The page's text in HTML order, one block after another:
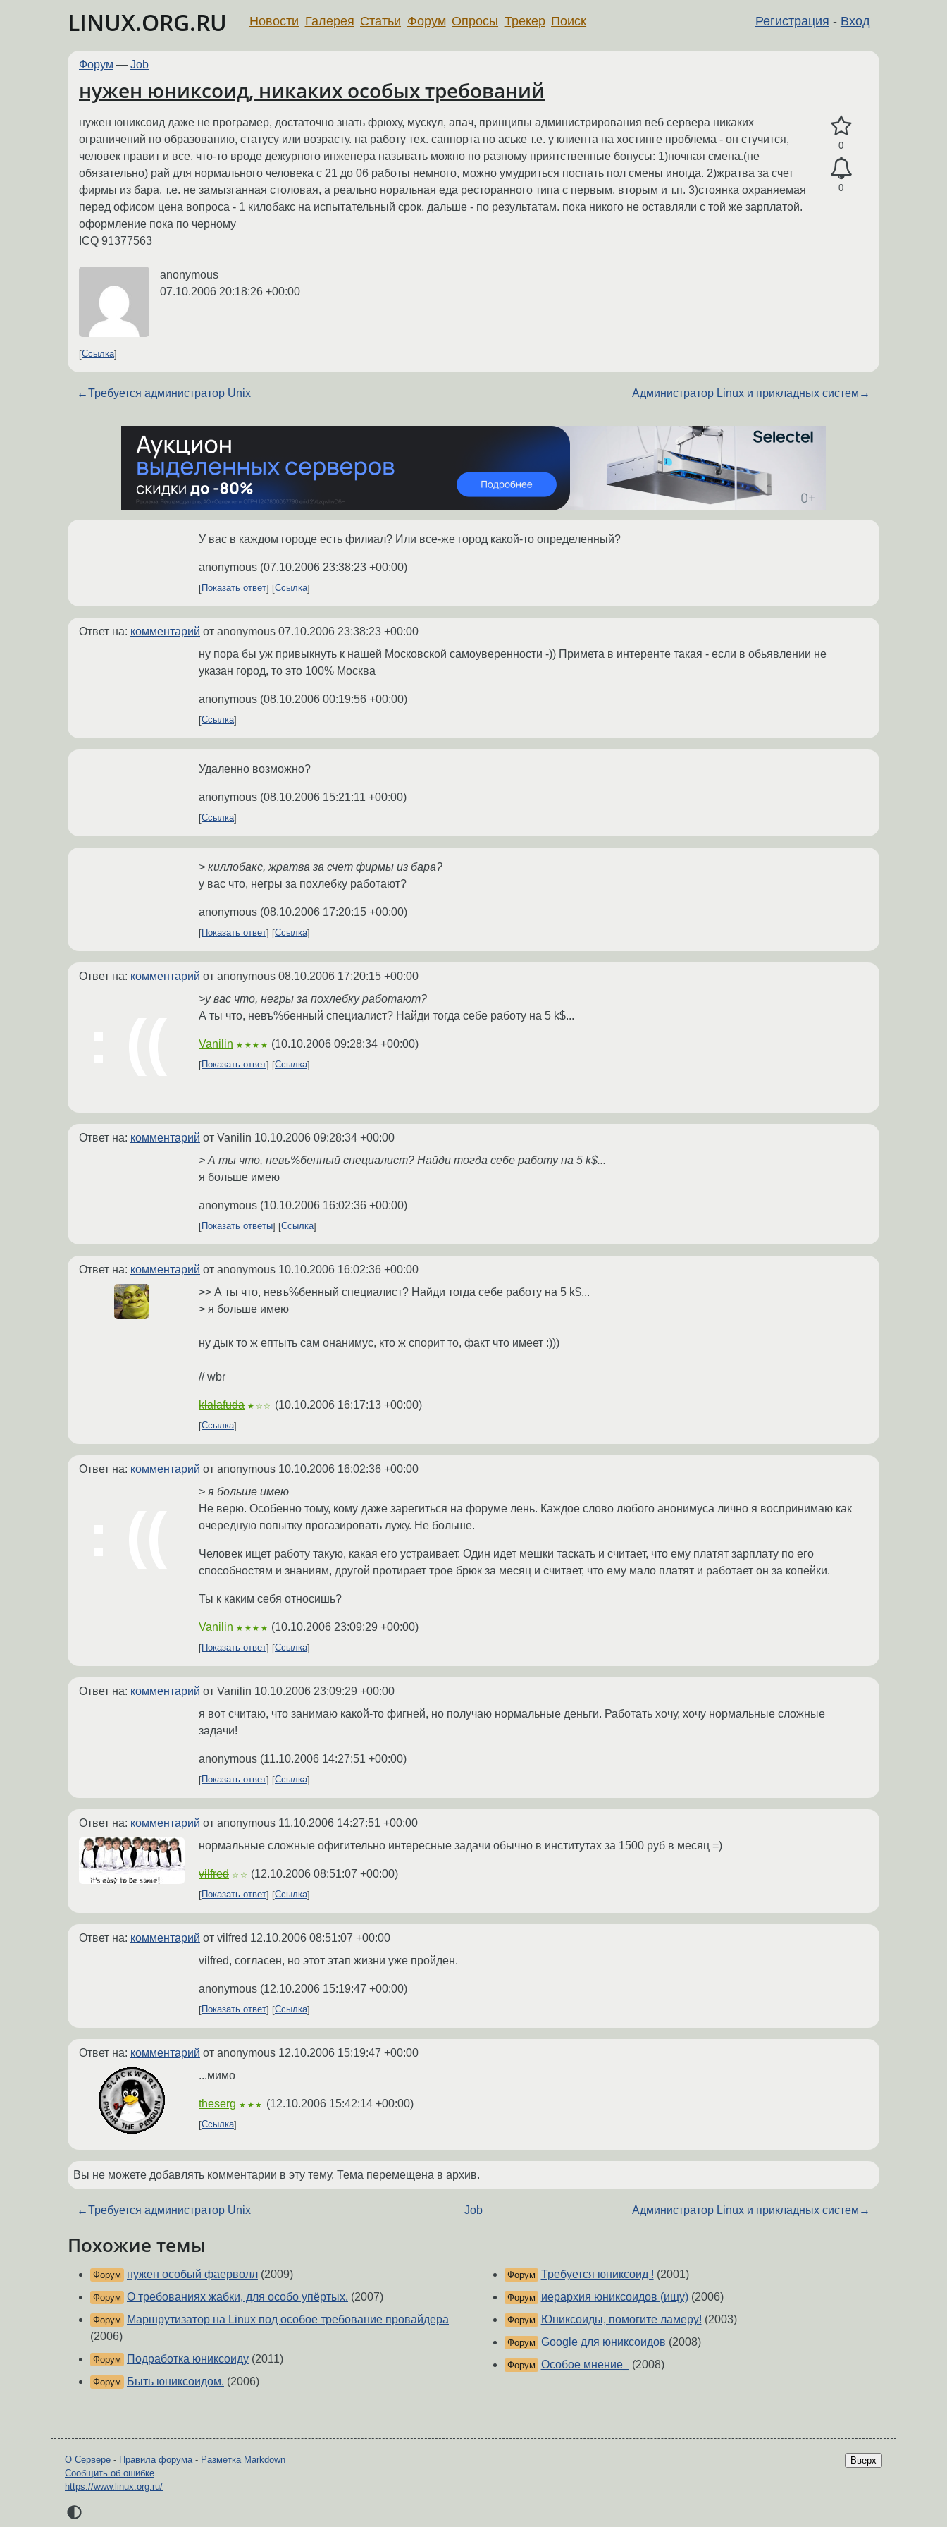
LINUX.ORG.RU Регистрация - Вход
Новости Галерея Статьи Форум Опросы Трекер Поиск
Форум — Job
нужен юниксоид, никаких особых требований
0
0
нужен юниксоид даже не програмер, достаточно знать фрюху, мускул, апач, принципы администрирования веб сервера никаких
ограничений по образованию, статусу или возрасту. на работу тех. саппорта по аське т.е. у клиента на хостинге проблема - он стучится,
человек правит и все. что-то вроде дежурного инженера называть можно по разному приятственные бонусы: 1)ночная смена.(не
обязательно) рай для нормального человека с 21 до 06 работы немного, можно умудриться поспать пол смены иногда. 2)жратва за счет
фирмы из бара. т.е. не замызганная столовая, а реально норальная еда ресторанного типа с первым, вторым и т.п. 3)стоянка охраняемая
перед офисом цена вопроса - 1 килобакс на испытательный срок, дальше - по результатам. пока никого не оставляли с той же зарплатой.
оформление пока по черному
ICQ 91377563
anonymous
07.10.2006 20:18:26 +00:00
Ссылка
←Требуется администратор Unix Администратор Linux и прикладных систем →
У вас в каждом городе есть филиал? Или все-же город какой-то определенный?
anonymous (07.10.2006 23:38:23 +00:00)
Показать ответ Ссылка
Ответ на: комментарий от anonymous 07.10.2006 23:38:23 +00:00
ну пора бы уж привыкнуть к нашей Московской самоуверенности -)) Примета в интеренте такая - если в обьявлении не
указан город, то это 100% Москва
anonymous (08.10.2006 00:19:56 +00:00)
Ссылка
Удаленно возможно?
anonymous (08.10.2006 15:21:11 +00:00)
Ссылка
> киллобакс, жратва за счет фирмы из бара?
у вас что, негры за похлебку работают?
anonymous (08.10.2006 17:20:15 +00:00)
Показать ответ Ссылка
Ответ на: комментарий от anonymous 08.10.2006 17:20:15 +00:00
>у вас что, негры за похлебку работают?
А ты что, невъ%бенный специалист? Найди тогда себе работу на 5 k$...
Vanilin ★★★★ (10.10.2006 09:28:34 +00:00)
Показать ответ Ссылка
Ответ на: комментарий от Vanilin 10.10.2006 09:28:34 +00:00
> А ты что, невъ%бенный специалист? Найди тогда себе работу на 5 k$...
я больше имею
anonymous (10.10.2006 16:02:36 +00:00)
Показать ответы Ссылка
Ответ на: комментарий от anonymous 10.10.2006 16:02:36 +00:00
>> А ты что, невъ%бенный специалист? Найди тогда себе работу на 5 k$...
> я больше имею
ну дык то ж ептыть сам онанимус, кто ж спорит то, факт что имеет :)))
// wbr
klalafuda ★☆☆ (10.10.2006 16:17:13 +00:00)
Ссылка
Ответ на: комментарий от anonymous 10.10.2006 16:02:36 +00:00
> я больше имею
Не верю. Особенно тому, кому даже зарегиться на форуме лень. Каждое слово любого анонимуса лично я воспринимаю как
очередную попытку прогазировать лужу. Не больше.
Человек ищет работу такую, какая его устраивает. Один идет мешки таскать и считает, что ему платят зарплату по его
способностям и знаниям, другой протирает трое брюк за месяц и считает, что ему мало платят и работает он за копейки.
Ты к каким себя относишь?
Vanilin ★★★★ (10.10.2006 23:09:29 +00:00)
Показать ответ Ссылка
Ответ на: комментарий от Vanilin 10.10.2006 23:09:29 +00:00
я вот считаю, что занимаю какой-то фигней, но получаю нормальные деньги. Работать хочу, хочу нормальные сложные
задачи!
anonymous (11.10.2006 14:27:51 +00:00)
Показать ответ Ссылка
Ответ на: комментарий от anonymous 11.10.2006 14:27:51 +00:00
нормальные сложные офигительно интересные задачи обычно в институтах за 1500 руб в месяц =)
vilfred ☆☆ (12.10.2006 08:51:07 +00:00)
Показать ответ Ссылка
Ответ на: комментарий от vilfred 12.10.2006 08:51:07 +00:00
vilfred, согласен, но этот этап жизни уже пройден.
anonymous (12.10.2006 15:19:47 +00:00)
Показать ответ Ссылка
Ответ на: комментарий от anonymous 12.10.2006 15:19:47 +00:00
...мимо
theserg ★★★ (12.10.2006 15:42:14 +00:00)
Ссылка
Вы не можете добавлять комментарии в эту тему. Тема перемещена в архив.
←Требуется администратор Unix Job Администратор Linux и прикладных систем →
Похожие темы
Форум нужен особый фаерволл (2009)
Форум О требованиях жабки, для особо упёртых. (2007)
Форум
Маршрутизатор на Linux под особое требование провайдера
(2006)
Форум Подработка юниксоиду (2011)
Форум Быть юниксоидом. (2006)
Форум Требуется юниксоид ! (2001)
Форум иерархия юниксоидов (ищу)(2006)
Форум Юниксоиды, помогите ламеру! (2003)
Форум Google для юниксоидов (2008)
Форум Особое мнение_ (2008)
Вверх
О Сервере - Правила форума- Разметка Markdown
Сообщить об ошибке
https://www.linux.org.ru/